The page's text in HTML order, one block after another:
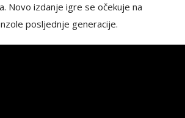
Novo izdanje igre se očekuje na
posljednje generacije.